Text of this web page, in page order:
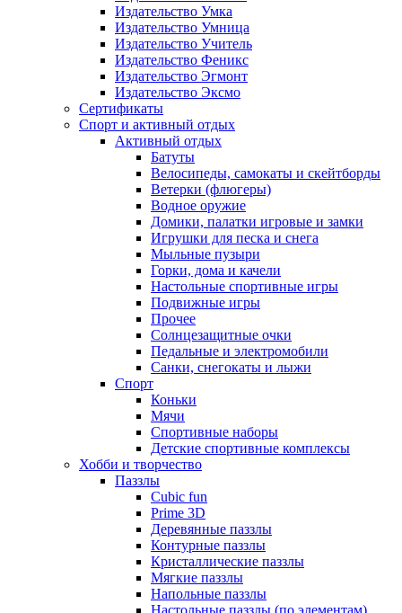
Издательство Умка
Издательство Умница
Издательство Учитель
Издательство Феникс
Издательство Эгмонт
Издательство Эксмо
Сертификаты
Спорт и активный отдых
Активный отдых
Батуты
Велосипеды, самокаты и скейтборды
Ветерки (флюгеры)
Водное оружие
Домики, палатки игровые и замки
Игрушки для песка и снега
Мыльные пузыри
Горки, дома и качели
Настольные спортивные игры
Подвижные игры
Прочее
Солнцезащитные очки
Педальные и электромобили
Санки, снегокаты и лыжи
Спорт
Коньки
Мячи
Спортивные наборы
Детские спортивные комплексы
Хобби и творчество
Паззлы
Cubic fun
Prime 3D
Деревянные паззлы
Контурные паззлы
Кристаллические паззлы
Мягкие паззлы
Напольные паззлы
Настольные паззлы (по элементам)